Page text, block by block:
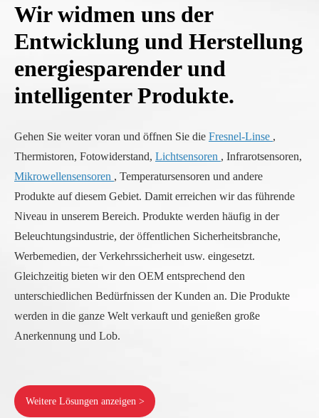
Wir widmen uns der
Entwicklung und Herstellung
energiesparender und
intelligenter Produkte.
Gehen Sie weiter voran und öffnen Sie die Fresnel-Linse ,
Thermistoren, Fotowiderstand, Lichtsensoren , Infrarotsensoren,
Mikrowellensensoren , Temperatursensoren und andere
Produkte auf diesem Gebiet. Damit erreichen wir das führende
Niveau in unserem Bereich. Produkte werden häufig in der
Beleuchtungsindustrie, der öffentlichen Sicherheitsbranche,
Werbemedien, der Verkehrssicherheit usw. eingesetzt.
Gleichzeitig bieten wir den OEM entsprechend den
unterschiedlichen Bedürfnissen der Kunden an. Die Produkte
werden in die ganze Welt verkauft und genießen große
Anerkennung und Lob.
Weitere Lösungen anzeigen >